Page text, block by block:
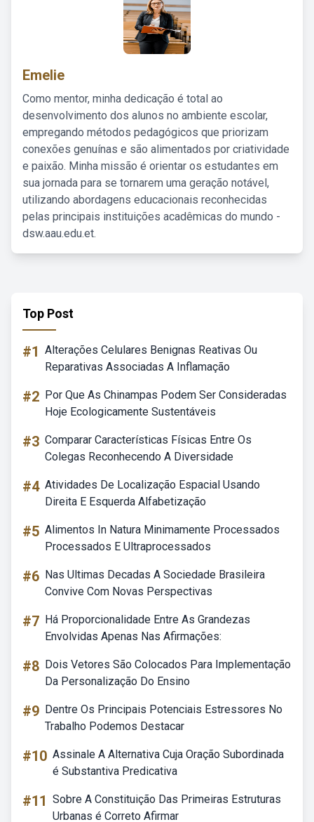
Emelie
Como mentor, minha dedicação é total ao
desenvolvimento dos alunos no ambiente escolar,
empregando métodos pedagógicos que priorizam
conexões genuínas e são alimentados por criatividade
e paixão. Minha missão é orientar os estudantes em
sua jornada para se tornarem uma geração notável,
utilizando abordagens educacionais reconhecidas
pelas principais instituições acadêmicas do mundo -
dsw.aau.edu.et.
Top Post
#1 Alterações Celulares Benignas Reativas Ou
Reparativas Associadas A Inflamação
#2 Por Que As Chinampas Podem Ser Consideradas
Hoje Ecologicamente Sustentáveis
#3 Comparar Características Físicas Entre Os
Colegas Reconhecendo A Diversidade
#4 Atividades De Localização Espacial Usando
Direita E Esquerda Alfabetização
#5 Alimentos In Natura Minimamente Processados
Processados E Ultraprocessados
#6 Nas Ultimas Decadas A Sociedade Brasileira
Convive Com Novas Perspectivas
#7 Há Proporcionalidade Entre As Grandezas
Envolvidas Apenas Nas Afirmações:
#8 Dois Vetores São Colocados Para Implementação
Da Personalização Do Ensino
#9 Dentre Os Principais Potenciais Estressores No
Trabalho Podemos Destacar
#10 Assinale A Alternativa Cuja Oração Subordinada
é Substantiva Predicativa
#11 Sobre A Constituição Das Primeiras Estruturas
Urbanas é Correto Afirmar